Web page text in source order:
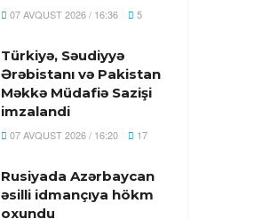
07 AVQUST 2026 / 16:36 5
Türkiyə, Səudiyyə
Ərəbistanı və Pakistan
Məkkə Müdafiə Sazişi
imzalandi
07 AVQUST 2026 / 16:20 17
Rusiyada Azərbaycan
əsilli idmançıya hökm
oxundu